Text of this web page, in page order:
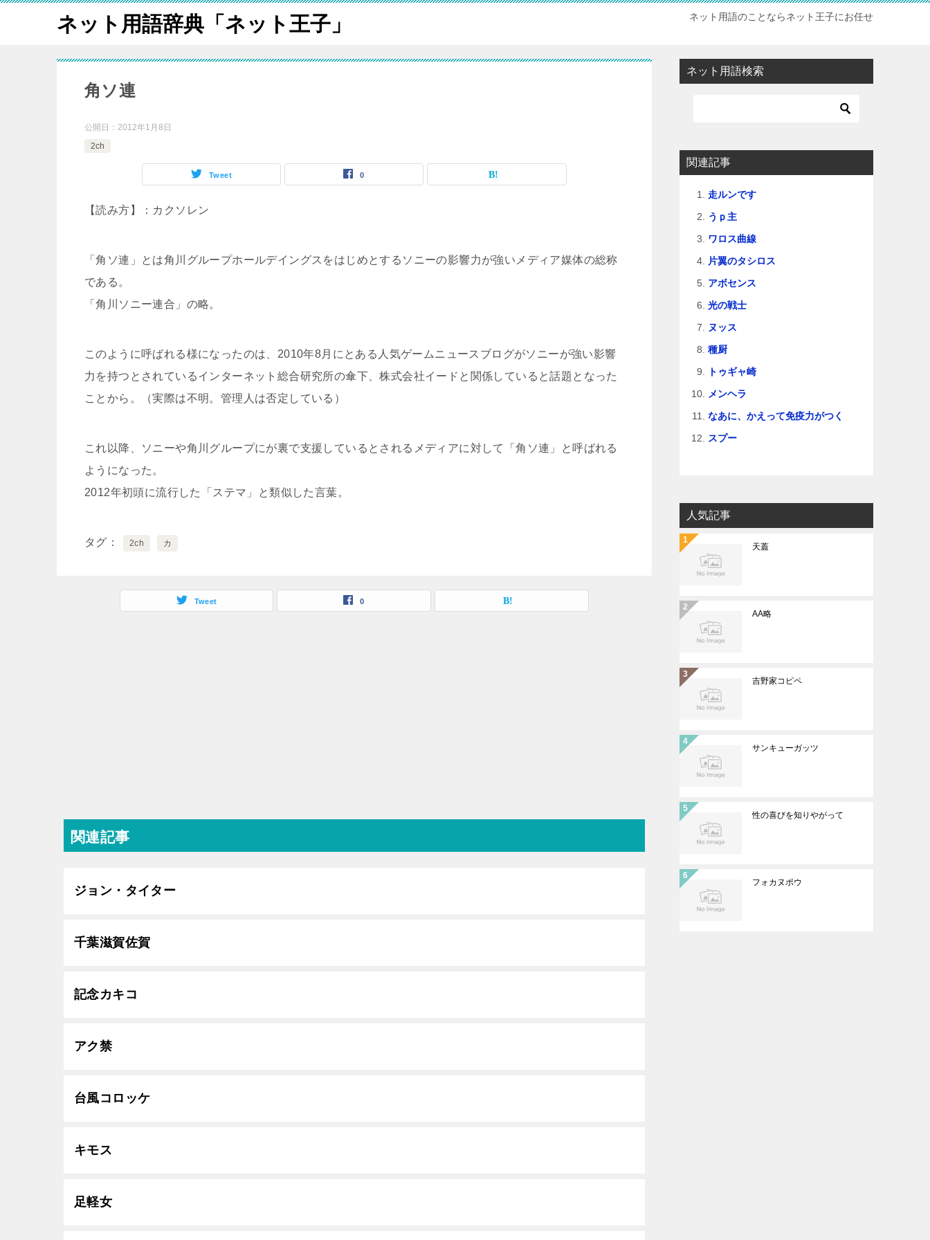
ネット用語辞典「ネット王子」 ネット用語のことならネット王子にお任せ
角ソ連
公開日： 2012年1月8日
2ch
Tweet 0
【読み方】：カクソレン
「角ソ連」とは角川グループホールデイングスをはじめとするソニーの影響力が強いメディア媒体の総称
である。
「角川ソニー連合」の略。
このように呼ばれる様になったのは、2010年8月にとある人気ゲームニュースブログがソニーが強い影響
力を持つとされているインターネット総合研究所の傘下、株式会社イードと関係していると話題となった
ことから。（実際は不明。管理人は否定している）
これ以降、ソニーや角川グループにが裏で支援しているとされるメディアに対して「角ソ連」と呼ばれる
ようになった。
2012年初頭に流行した「ステマ」と類似した言葉。
タグ 2ch カ
Tweet 0
関連記事
ジョン・タイター
千葉滋賀佐賀
記念カキコ
アク禁
台風コロッケ
キモス
足軽女
ネット用語検索
関連記事
走ルンです
うｐ主
ワロス曲線
片翼のタシロス
アボセンス
光の戦士
ヌッス
種厨
トゥギャ崎
メンヘラ
なあに、かえって免疫力がつく
スプー
人気記事
天蓋
AA略
吉野家コピペ
サンキューガッツ
性の喜びを知りやがって
フォカヌポウ